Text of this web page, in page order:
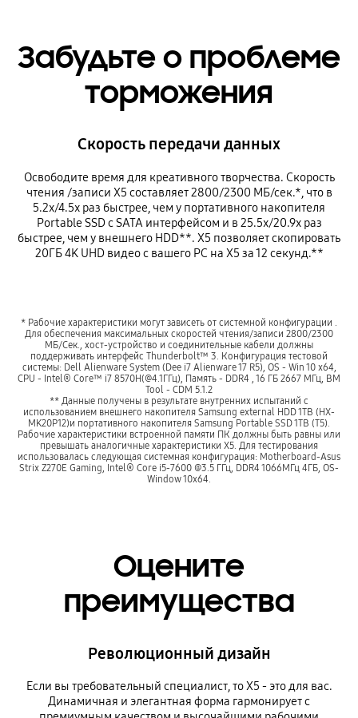
Забудьте о проблеме
торможения
Скорость передачи данных
Освободите время для креативного творчества. Скорость
чтения /записи X5 составляет 2800/2300 MБ/сек.*, что в
5.2x/4.5x раз быстрее, чем у портативного накопителя
Portable SSD с SATA интерфейсом и в 25.5x/20.9x раз
быстрее, чем у внешнего HDD**. X5 позволяет скопировать
20ГБ 4K UHD видео с вашего PC на X5 за 12 секунд.**
* Рабочие характеристики могут зависеть от системной конфигурации .
Для обеспечения максимальных скоростей чтения/записи 2800/2300
MБ/Сек., хост-устройство и соединительные кабели должны
поддерживать интерфейс Thunderbolt™ 3. Конфигурация тестовой
системы: Dell Alienware System (Dee i7 Alienware 17 R5), OS - Win 10 x64,
CPU - Intel® Core™ i7 8570H(@4.1ГГц), Память - DDR4 , 16 ГБ 2667 MГц, BM
Tool - CDM 5.1.2
** Данные получены в результате внутренних испытаний с
использованием внешнего накопителя Samsung external HDD 1TB (HX-
MK20P12)и портативного накопителя Samsung Portable SSD 1TB (T5).
Рабочие характеристики встроенной памяти ПК должны быть равны или
превышать аналогичные характеристики X5. Для тестирования
использовалась следующая системная конфигурация: Motherboard-Asus
Strix Z270E Gaming, Intel® Core i5-7600 @3.5 ГГц, DDR4 1066MГц 4ГБ, OS-
Window 10x64.
Оцените
преимущества
Революционный дизайн
Если вы требовательный специалист, то X5 - это для вас.
Динамичная и элегантная форма гармонирует с